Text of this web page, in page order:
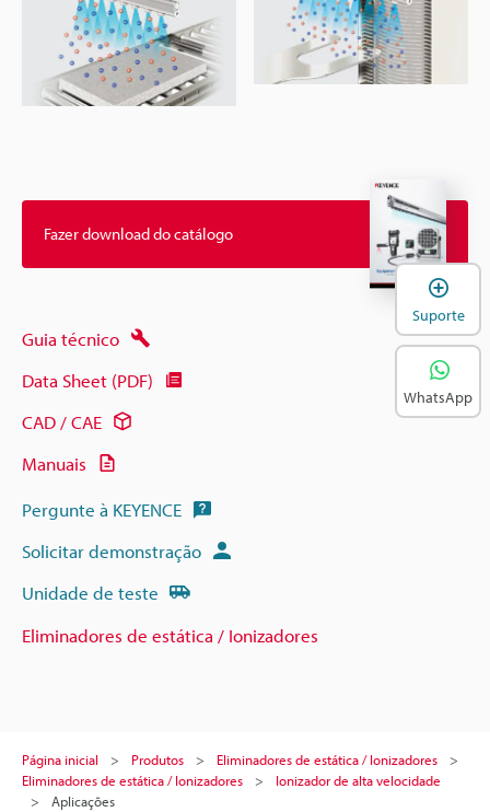
Fazer download do catálogo
Guia técnico
Data Sheet (PDF)
CAD / CAE
Manuais
Pergunte à KEYENCE
Solicitar demonstração
Unidade de teste
Eliminadores de estática / Ionizadores
Página inicial Produtos
Eliminadores de estática / Ionizadores
Eliminadores de estática / Ionizadores
Ionizador de alta velocidade
Aplicações
Suporte
WhatsApp